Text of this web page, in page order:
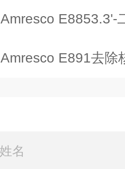
Amresco E8853.3'-
Amresco E891去除